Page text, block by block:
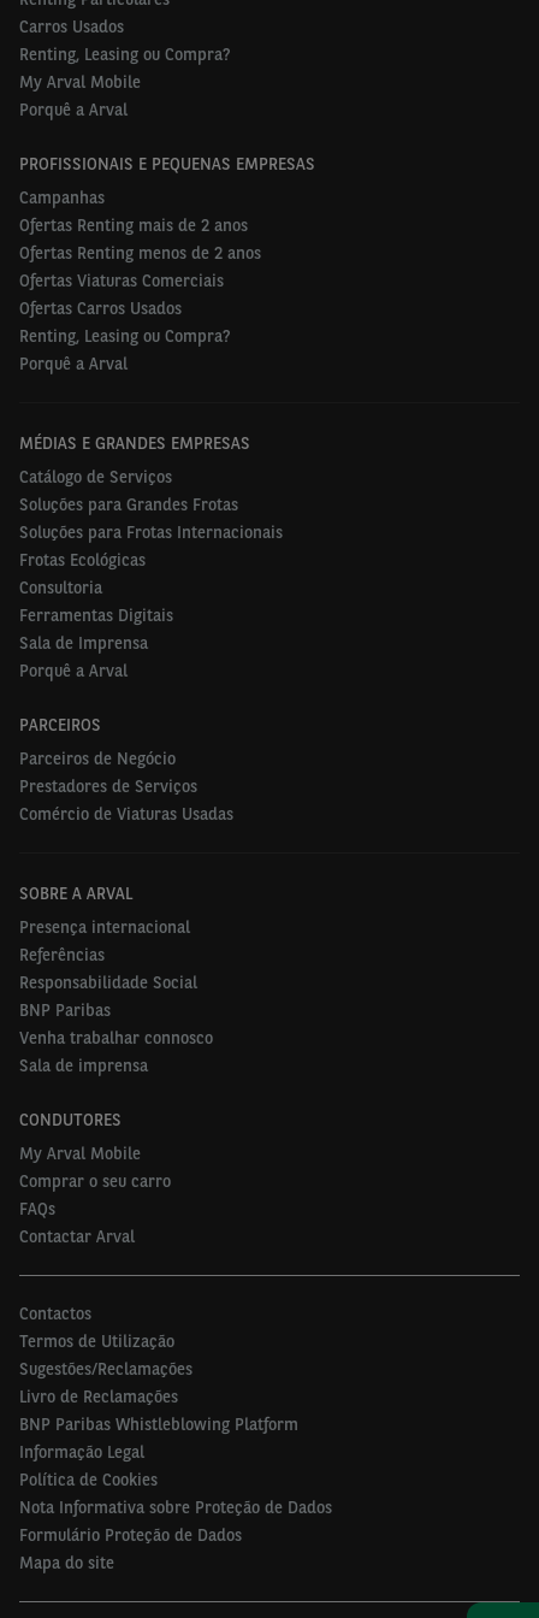
A frota de
Mais de 8.000 funcionários da Arval
serviços a mais de
"Apesar de vivermos um ambiente desafiante em
2022, a Arval continuou a apoiar com sucesso os
seus clientes graças a um modelo de negócio
resiliente e a sua capacidade de oferecer novas
soluções inovadoras. Apoiada pelas fortes ambições
mobilidade, a Arval continuará a sua trajetória de
crescimento em 2023, avançando ainda mais com a
sua estratégia Arval Beyond. Continuaremos a
reforçar o nosso crescimento ao inovar, ao apoiar
ainda mais os nossos clientes na sua transição
energética e garantindo ofertas de mobilidade
sustentável em todos os nossos países
Alain van Groenendael
Destaques de 2022
Alcançando o ponto intermédio do plano estratégico
em 2022. Ao longo do último ano, a empresa
continuou a liderar a indústria, lançando soluções
inovadoras de mobilidade, realizando parcerias
estratégicas e prosseguindo os seus esforços em
matéria de RSE (Responsabilidade Social
Empresarial), especialmente no apoio aos seus
Celebração de grandes aquisições e parcerias:
Para além das parcerias bem-sucedidas existentes
com bancos,
Aquisição do Terberg Business Lease Group:
esta aquisição, concluída no final de novembro de
2022, a Arval diversificou ainda mais a sua oferta
de produtos comerciais, tornando-se num dos
maiores operadores de mobilidade no mercado
neerlandês, com cerca de 500 funcionários e mais
de 100.000 veículos alugados.
Transferência das atividades de leasing
Carros Usados
Renting, Leasing ou Compra?
My Arval Mobile
Porquê a Arval
PROFISSIONAIS E PEQUENAS EMPRESAS
Campanhas
Ofertas Renting mais de 2 anos
Ofertas Renting menos de 2 anos
Ofertas Viaturas Comerciais
Ofertas Carros Usados
Renting, Leasing ou Compra?
Porquê a Arval
MÉDIAS E GRANDES EMPRESAS
Catálogo de Serviços
Soluções para Grandes Frotas
Soluções para Frotas Internacionais
Frotas Ecológicas
Consultoria
Ferramentas Digitais
Sala de Imprensa
Porquê a Arval
PARCEIROS
Parceiros de Negócio
Prestadores de Serviços
Comércio de Viaturas Usadas
SOBRE A ARVAL
Presença internacional
Referências
Responsabilidade Social
BNP Paribas
Venha trabalhar connosco
Sala de imprensa
CONDUTORES
My Arval Mobile
Comprar o seu carro
FAQs
Contactar Arval
Contactos
Termos de Utilização
Sugestões/Reclamações
Livro de Reclamações
BNP Paribas Whistleblowing Platform
Informação Legal
Política de Cookies
Nota Informativa sobre Proteção de Dados
Formulário Proteção de Dados
Mapa do site